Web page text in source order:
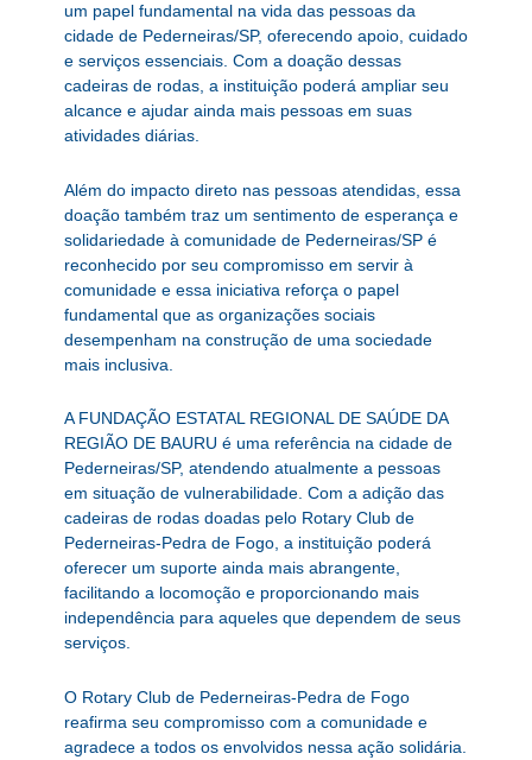
um papel fundamental na vida das pessoas da
cidade de Pederneiras/SP, oferecendo apoio, cuidado
e serviços essenciais. Com a doação dessas
cadeiras de rodas, a instituição poderá ampliar seu
alcance e ajudar ainda mais pessoas em suas
atividades diárias.
Além do impacto direto nas pessoas atendidas, essa
doação também traz um sentimento de esperança e
solidariedade à comunidade de Pederneiras/SP é
reconhecido por seu compromisso em servir à
comunidade e essa iniciativa reforça o papel
fundamental que as organizações sociais
desempenham na construção de uma sociedade
mais inclusiva.
A FUNDAÇÃO ESTATAL REGIONAL DE SAÚDE DA
REGIÃO DE BAURU é uma referência na cidade de
Pederneiras/SP, atendendo atualmente a pessoas
em situação de vulnerabilidade. Com a adição das
cadeiras de rodas doadas pelo Rotary Club de
Pederneiras-Pedra de Fogo, a instituição poderá
oferecer um suporte ainda mais abrangente,
facilitando a locomoção e proporcionando mais
independência para aqueles que dependem de seus
serviços.
O Rotary Club de Pederneiras-Pedra de Fogo
reafirma seu compromisso com a comunidade e
agradece a todos os envolvidos nessa ação solidária.